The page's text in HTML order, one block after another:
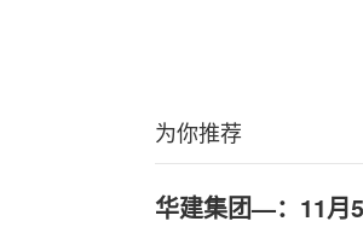
为你推荐
华建集团—：11月